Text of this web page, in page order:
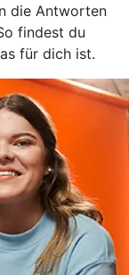
die Antworten
findest du
für dich ist.